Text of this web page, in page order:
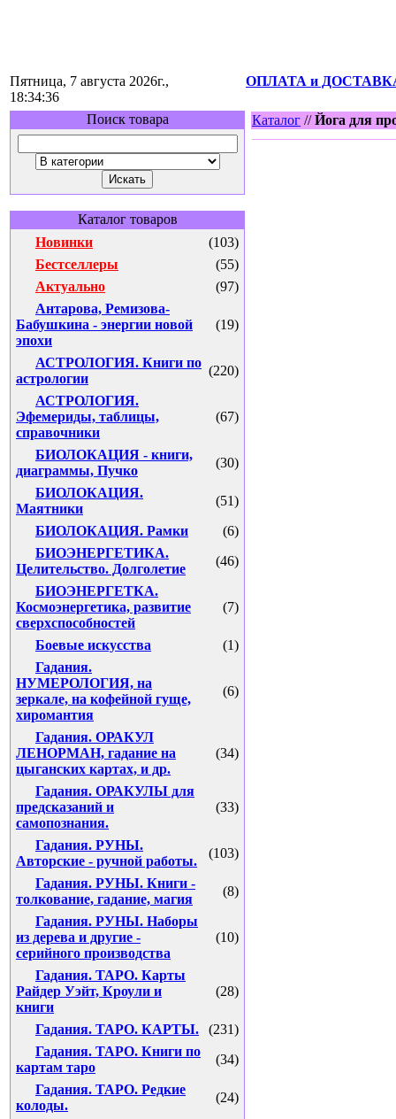
Пятница, 7 августа 2026г.,
18:34:36
ОПЛАТА и
Поиск товара
Каталог товаров
Новинки
(103)
Бестселлеры
(55)
Актуально
(97)
Антарова, Ремизова-
Бабушкина - энергии новой
эпохи
(19)
АСТРОЛОГИЯ. Книги по
астрологии
(220)
АСТРОЛОГИЯ.
Эфемериды, таблицы,
справочники
(67)
БИОЛОКАЦИЯ - книги,
диаграммы, Пучко
(30)
БИОЛОКАЦИЯ.
Маятники
(51)
БИОЛОКАЦИЯ. Рамки
(6)
БИОЭНЕРГЕТИКА.
Целительство. Долголетие
(46)
БИОЭНЕРГЕТКА.
Космоэнергетика, развитие
сверхспособностей
(7)
Боевые искусства
(1)
Гадания.
НУМЕРОЛОГИЯ, на
зеркале, на кофейной гуще,
хиромантия
(6)
Гадания. ОРАКУЛ
ЛЕНОРМАН, гадание на
цыганских картах, и др.
(34)
Гадания. ОРАКУЛЫ для
предсказаний и
самопознания.
(33)
Гадания. РУНЫ.
Авторские - ручной работы.
(103)
Гадания. РУНЫ. Книги -
толкование, гадание, магия
(8)
Гадания. РУНЫ. Наборы
из дерева и другие -
серийного производства
(10)
Гадания. ТАРО. Карты
Райдер Уэйт, Кроули и
книги
(28)
Гадания. ТАРО. КАРТЫ.
(231)
Гадания. ТАРО. Книги по
картам таро
(34)
Гадания. ТАРО. Редкие
колоды.
(24)
Каталог //Йога для